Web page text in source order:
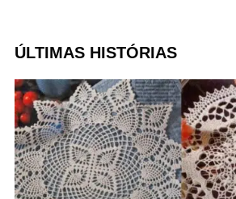
ÚLTIMAS HISTÓRIAS